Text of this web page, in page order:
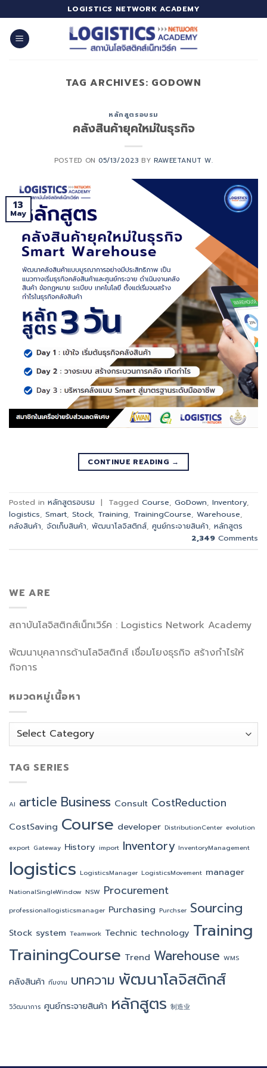
to
content
LOGISTICS NETWORK ACADEMY
TAG ARCHIVES: GODOWN
หลักสูตรอบรม
คลังสินค้ายุคใหม่ในธุรกิจ
POSTED ON05/13/2023 BYRAWEETANUT W.
13
May
CONTINUE READING →
Posted in หลักสูตรอบรม | Tagged Course, GoDown, Inventory,
logistics, Smart, Stock, Training, TrainingCourse, Warehouse,
คลังสินค้า, จัดเก็บสินค้า, พัฒนาโลจิสติกส์, ศูนย์กระจายสินค้า, หลักสูตร
2,349 Comments
WE ARE
สถาบันโลจิสติกส์เน็ทเวิร์ค : Logistics Network Academy
พัฒนาบุคลากรด้านโลจิสติกส์ เชื่อมโยงธุรกิจ สร้างกำไรให้
กิจการ
หมวดหมู่เนื้อหา
หมวด
TAG SERIES
AI article Business Consult CostReduction
CostSaving Course developer DistributionCenter evolution
export Gateway History import Inventory InventoryManagement
logistics LogisticsManager LogisticsMovement manager
NationalSingleWindow NSW Procurement
professionallogisticsmanager Purchasing Purchser Sourcing
Stock system Teamwork Technic technology Training
TrainingCourse Trend Warehouse WMS
คลังสินค้า ทีมงาน บทความ พัฒนาโลจิสติกส์
วิวัฒนาการ ศูนย์กระจายสินค้า หลักสูตร 制造业